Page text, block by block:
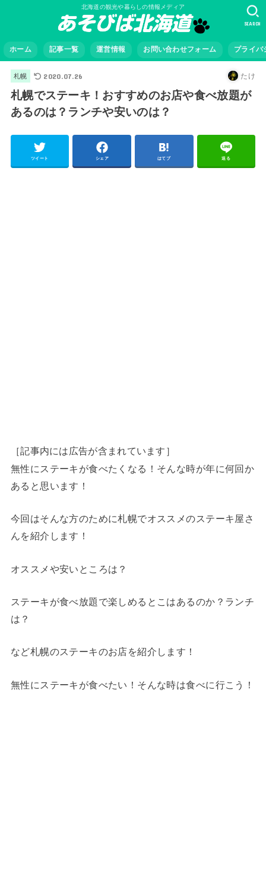
北海道の観光や暮らしの情報メディア
ホーム 記事一覧 運営情報 お問い合わせフォーム プライバ
SEARCH
札幌 2020.07.26 たけ
札幌でステーキ！おすすめのお店や食べ放題が
あるのは？ランチや安いのは？
ツイート シェア はてブ 送る
［記事内には広告が含まれています］
無性にステーキが食べたくなる！そんな時が年に何回か
あると思います！
今回はそんな方のために札幌でオススメのステーキ屋さ
んを紹介します！
オススメや安いところは？
ステーキが食べ放題で楽しめるとこはあるのか？ランチ
は？
など札幌のステーキのお店を紹介します！
無性にステーキが食べたい！そんな時は食べに行こう！